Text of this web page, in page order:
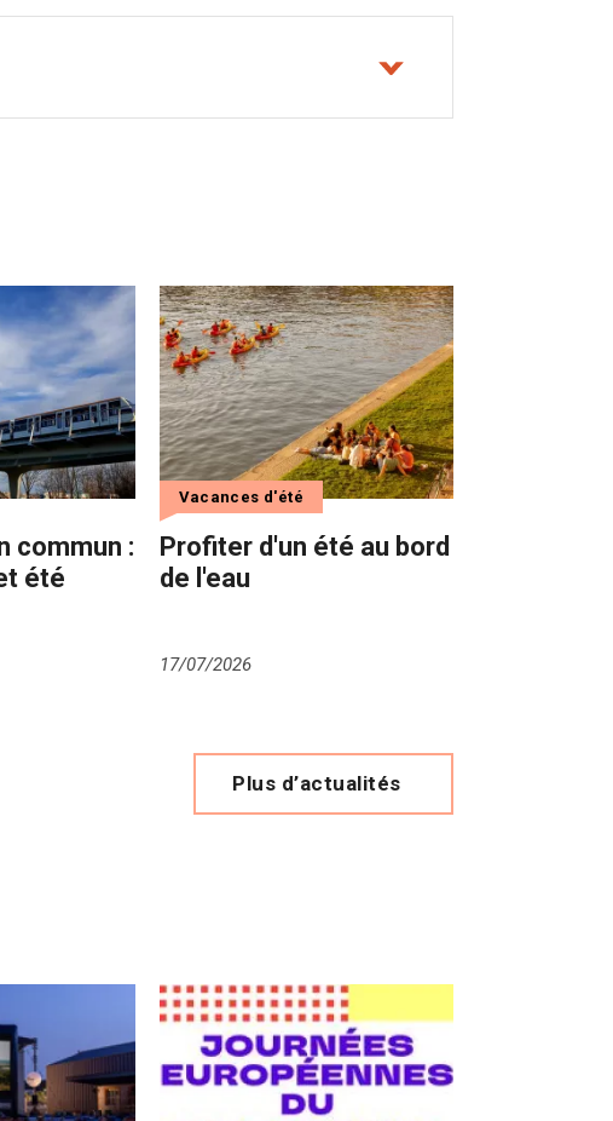
commun :
été
Profiter d'un été au bord
de l'eau
Vacances d'été
17/07/2026
Plus d’actualités